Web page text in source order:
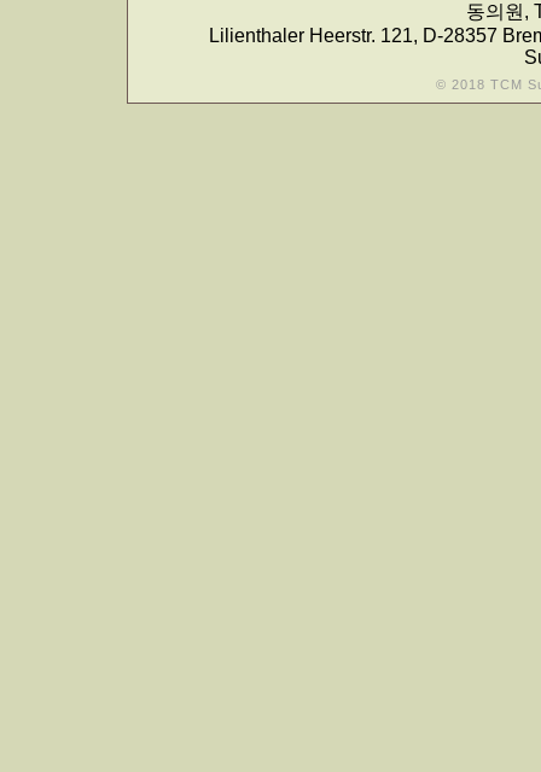
동의원,
Lilienthaler Heerstr. 121, D-28357
© 2018 TCM